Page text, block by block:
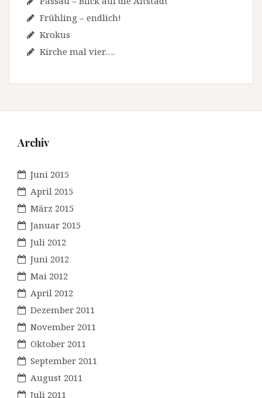
Frühling – endlich!
Krokus
Kirche mal vier….
Archiv
Juni 2015
April 2015
März 2015
Januar 2015
Juli 2012
Juni 2012
Mai 2012
April 2012
Dezember 2011
November 2011
Oktober 2011
September 2011
August 2011
Juli 2011